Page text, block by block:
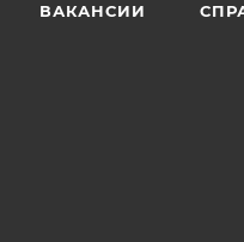
ВАКАНСИИ